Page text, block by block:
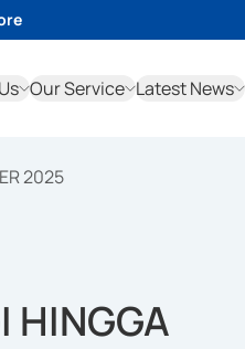
Our Service Latest News
2025
HINGGA